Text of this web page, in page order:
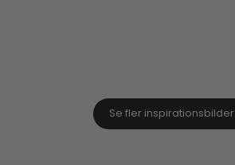
Se fler inspirationsbilder